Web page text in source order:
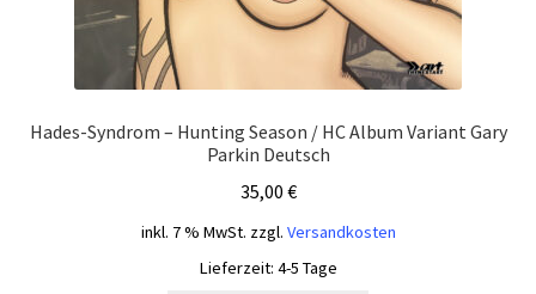
Hades-Syndrom – Hunting Season / HC Album Variant Gary
Parkin Deutsch
35,00 €
inkl. 7 % MwSt. zzgl. Versandkosten
Lieferzeit: 4-5 Tage